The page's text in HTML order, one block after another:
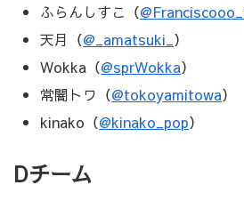
ふらんしすこ（
天月（@_amatsuki_ ）
Wokka（@sprWokka）
常闇トワ（@tokoyamitowa）
kinako（@kinako_pop）
Dチーム